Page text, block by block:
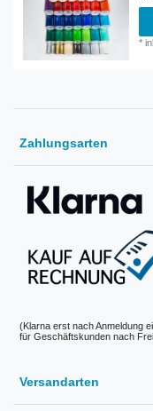
*
Zahlungsarten
(Klarna erst nach Anmeldung
für Geschäftskunden nach
Versandarten